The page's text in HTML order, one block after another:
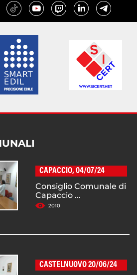
CAPACCIO, 04/07/24
Consiglio Comunale di
Capaccio ...
2010
CASTELNUOVO 20/06/24